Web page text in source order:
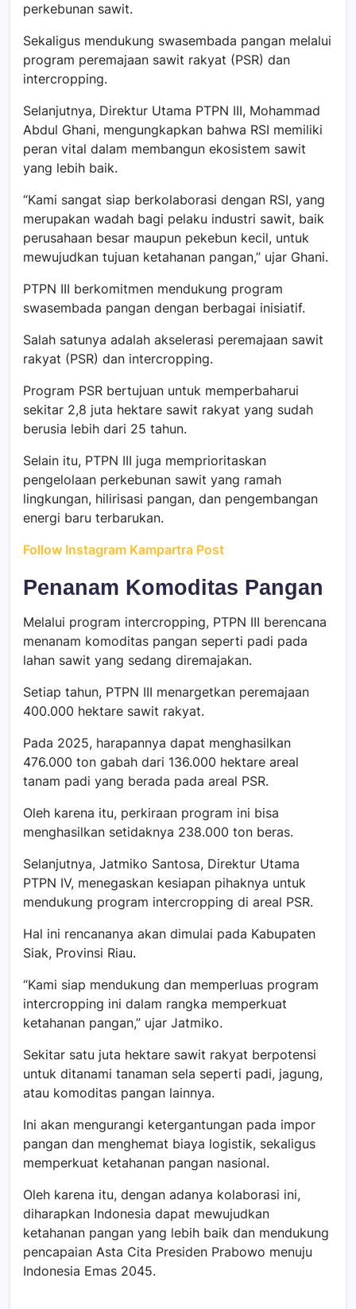
perkebunan sawit.
Sekaligus mendukung swasembada pangan melalui
program peremajaan sawit rakyat (PSR) dan
intercropping.
Selanjutnya, Direktur Utama PTPN III, Mohammad
Abdul Ghani, mengungkapkan bahwa RSI memiliki
peran vital dalam membangun ekosistem sawit
yang lebih baik.
“Kami sangat siap berkolaborasi dengan RSI, yang
merupakan wadah bagi pelaku industri sawit, baik
perusahaan besar maupun pekebun kecil, untuk
mewujudkan tujuan ketahanan pangan,” ujar Ghani.
PTPN III berkomitmen mendukung program
swasembada pangan dengan berbagai inisiatif.
Salah satunya adalah akselerasi peremajaan sawit
rakyat (PSR) dan intercropping.
Program PSR bertujuan untuk memperbaharui
sekitar 2,8 juta hektare sawit rakyat yang sudah
berusia lebih dari 25 tahun.
Selain itu, PTPN III juga memprioritaskan
pengelolaan perkebunan sawit yang ramah
lingkungan, hilirisasi pangan, dan pengembangan
energi baru terbarukan.
Follow Instagram Kampartra Post
Penanam Komoditas Pangan
Melalui program intercropping, PTPN III berencana
menanam komoditas pangan seperti padi pada
lahan sawit yang sedang diremajakan.
Setiap tahun, PTPN III menargetkan peremajaan
400.000 hektare sawit rakyat.
Pada 2025, harapannya dapat menghasilkan
476.000 ton gabah dari 136.000 hektare areal
tanam padi yang berada pada areal PSR.
Oleh karena itu, perkiraan program ini bisa
menghasilkan setidaknya 238.000 ton beras.
Selanjutnya, Jatmiko Santosa, Direktur Utama
PTPN IV, menegaskan kesiapan pihaknya untuk
mendukung program intercropping di areal PSR.
Hal ini rencananya akan dimulai pada Kabupaten
Siak, Provinsi Riau.
“Kami siap mendukung dan memperluas program
intercropping ini dalam rangka memperkuat
ketahanan pangan,” ujar Jatmiko.
Sekitar satu juta hektare sawit rakyat berpotensi
untuk ditanami tanaman sela seperti padi, jagung,
atau komoditas pangan lainnya.
Ini akan mengurangi ketergantungan pada impor
pangan dan menghemat biaya logistik, sekaligus
memperkuat ketahanan pangan nasional.
Oleh karena itu, dengan adanya kolaborasi ini,
diharapkan Indonesia dapat mewujudkan
ketahanan pangan yang lebih baik dan mendukung
pencapaian Asta Cita Presiden Prabowo menuju
Indonesia Emas 2045.